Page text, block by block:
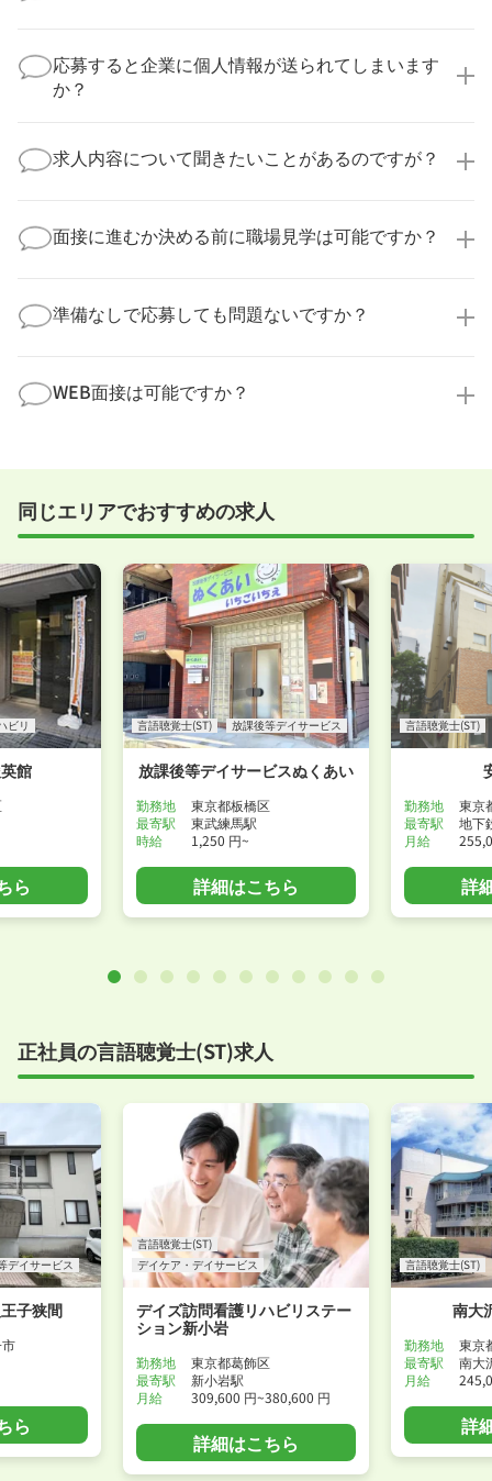
実際に医療キャリアナビを利用して転職に成功した方
の多くは、複数応募して自分に合った職場を選ばれて
います。
応募すると企業に個人情報が送られてしまいます
か？
業様に個人情報が送られることはありません！
より詳細な求人情報をご確認いただいた上で、転職希
求人内容について聞きたいことがあるのですが？
してお答えいたします。
勤務体制や職場の雰囲気、研修制度など、どんな小さ
す！
面接に進むか決める前に職場見学は可能ですか？
積極的に受け入れています。実際の職場環境や働く人
の様子を見ることで、より安心してご判断いただけま
ださい！
準備なしで応募しても問題ないですか？
まで、一からサポートいたします。「転職を考え始め
たばかり」「何から始めればいいか分からない」とい
WEB面接は可能ですか？
すめしていますが、企業様によってはWEB面接を導入
事前に確認することは可能ですので、お気軽にお申し
付けください！
同じエリアでおすすめの求人
ビリ
館
ら
言語聴覚士(ST) 放課後等デイサービス
放課後等デイサービスぬくあい
勤務地
東京都板橋区
最寄駅
東武練馬駅
時給
1,250 円~
詳細はこちら
言語聴覚士(ST)
勤務地
東京
最寄駅
地下
月給
詳
正社員の言語聴覚士(ST)求人
デイサービス
子狭間
ら
言語聴覚士(ST)
デイケア・デイサービス
デイズ訪問看護リハビリステー
ション新小岩
勤務地
東京都葛飾区
最寄駅
新小岩駅
月給
309,600 円~380,600 円
詳細はこちら
言語聴覚士(ST)
南大
勤務地
東京
最寄駅
南大
月給
詳